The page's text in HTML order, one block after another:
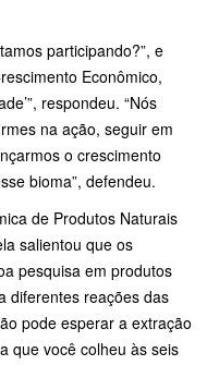
participando?”, e
Econômico,
respondeu. “Nós
na ação, seguir em
o crescimento
bioma”, defendeu.
de Produtos Naturais
salientou que os
pesquisa em produtos
diferentes reações das
pode esperar a extração
que você colheu às seis